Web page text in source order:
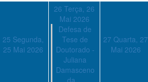
25 Segunda,
25 Mai 2026
26 Terça, 26
Mai 2026
Defesa de
Tese de
Doutorado -
Juliana
Damasceno
27 Quarta, 27
Mai 2026